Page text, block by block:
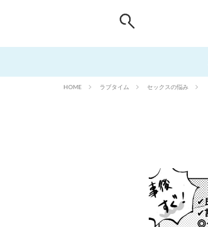
HOME ラブタイム セックスの悩み